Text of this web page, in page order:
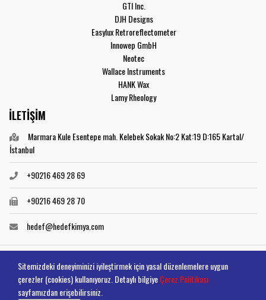
GTI Inc.
DJH Designs
Easylux Retroreflectometer
Innowep GmbH
Neotec
Wallace Instruments
HANK Wax
Lamy Rheology
İLETİŞİM
Marmara Kule Esentepe mah. Kelebek Sokak No:2 Kat:19 D:165 Kartal/
İstanbul
+90216 469 28 69
+90216 469 28 70
hedef@hedefkimya.com
Hedef Kimya Copyright 2021
Sitemizdeki deneyiminizi iyileştirmek için yasal düzenlemelere uygun
çerezler (cookies) kullanıyoruz. Detaylı bilgiyeÇerez Politikası
sayfamızdan erişebilirsiniz.